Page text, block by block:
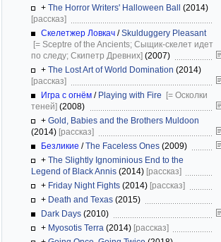
+ The Horror Writers' Halloween Ball (2014)
[рассказ]
Скелетжер Ловкач /Skulduggery Pleasant
[= Sceptre of the Ancients; Сыщик-скелет идет
по следу; Скипетр Древних] (2007)
+ The Lost Art of World Domination (2014)
[рассказ]
Игра с огнём / Playing with Fire [= Осколки
теней] (2008)
+ Gold, Babies and the Brothers Muldoon
(2014) [рассказ]
Безликие /The Faceless Ones (2009)
+ The Slightly Ignominious End to the
Legend of Black Annis (2014) [рассказ]
+ Friday Night Fights (2014) [рассказ]
+ Death and Texas (2015)
Dark Days (2010)
+ Myosotis Terra (2014) [рассказ]